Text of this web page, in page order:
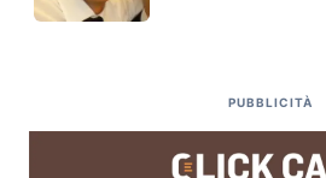
PUBBLICITÀ